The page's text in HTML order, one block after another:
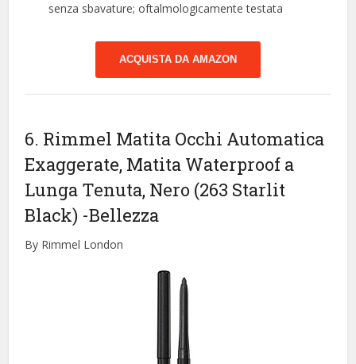
senza sbavature; oftalmologicamente testata
ACQUISTA DA AMAZON
6. Rimmel Matita Occhi Automatica
Exaggerate, Matita Waterproof a
Lunga Tenuta, Nero (263 Starlit
Black) -Bellezza
By Rimmel London